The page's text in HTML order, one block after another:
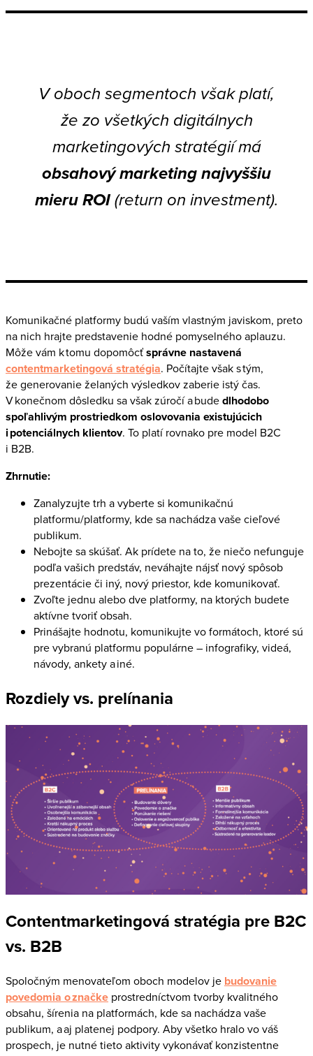
V oboch segmentoch však platí,
že zo všetkých digitálnych
marketingových stratégií má
obsahový marketing najvyššiu
mieru ROI(return on investment).
Komunikačné platformy budú vaším vlastným javiskom, preto
na nich hrajte predstavenie hodné pomyselného aplauzu.
Môže vám k tomu dopomôcťsprávne nastavená
contentmarketingová stratégia. Počítajte však s tým,
že generovanie želaných výsledkov zaberie istý čas.
V konečnom dôsledku sa však zúročí a budedlhodobo
spoľahlivým prostriedkom oslovovania existujúcich
i potenciálnych klientov. To platí rovnako pre model B2C
i B2B.
Zhrnutie:
Zanalyzujte trh a vyberte si komunikačnú
platformu/platformy, kde sa nachádza vaše cieľové
publikum.
Nebojte sa skúšať. Ak prídete na to, že niečo nefunguje
podľa vašich predstáv, neváhajte nájsť nový spôsob
prezentácie či iný, nový priestor, kde komunikovať.
Zvoľte jednu alebo dve platformy, na ktorých budete
aktívne tvoriť obsah.
Prinášajte hodnotu, komunikujte vo formátoch, ktoré sú
pre vybranú platformu populárne – infografiky, videá,
návody, ankety a iné.
Rozdiely vs. prelínania
Contentmarketingová stratégia pre B2C
vs. B2B
Spoločným menovateľom oboch modelov je budovanie
povedomia o značke prostredníctvom tvorby kvalitného
obsahu, šírenia na platformách, kde sa nachádza vaše
publikum, a aj platenej podpory. Aby všetko hralo vo váš
prospech, je nutné tieto aktivity vykonávať konzistentne